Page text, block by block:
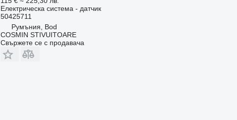
Електрическа система - датчик
50425711
Румъния, Bod
COSMIN STIVUITOARE
Свържете се с продавача